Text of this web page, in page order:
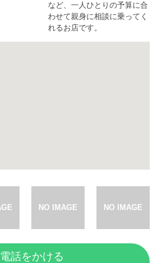
など、一人ひとりの予算に合
わせて親身に相談に乗ってく
れるお店です。
電話をかける